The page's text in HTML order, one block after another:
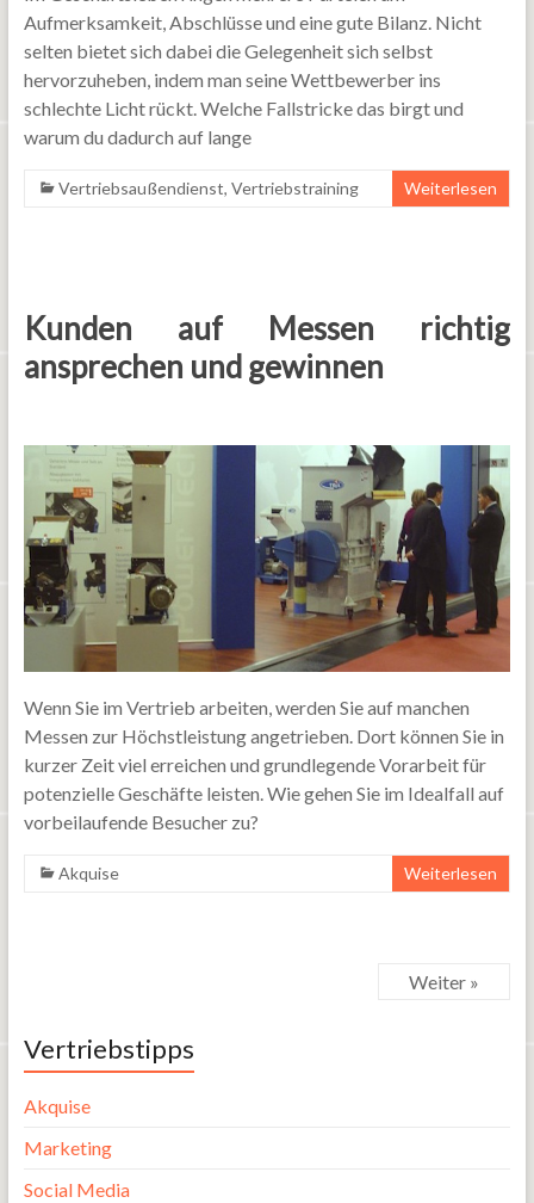
Aufmerksamkeit, Abschlüsse und eine gute Bilanz. Nicht
selten bietet sich dabei die Gelegenheit sich selbst
hervorzuheben, indem man seine Wettbewerber ins
schlechte Licht rückt. Welche Fallstricke das birgt und
warum du dadurch auf lange
Vertriebsaußendienst, Vertriebstraining Weiterlesen
Kunden auf Messen richtig
ansprechen und gewinnen
Wenn Sie im Vertrieb arbeiten, werden Sie auf manchen
Messen zur Höchstleistung angetrieben. Dort können Sie in
kurzer Zeit viel erreichen und grundlegende Vorarbeit für
potenzielle Geschäfte leisten. Wie gehen Sie im Idealfall auf
vorbeilaufende Besucher zu?
Akquise Weiterlesen
Weiter »
Vertriebstipps
Akquise
Marketing
Social Media